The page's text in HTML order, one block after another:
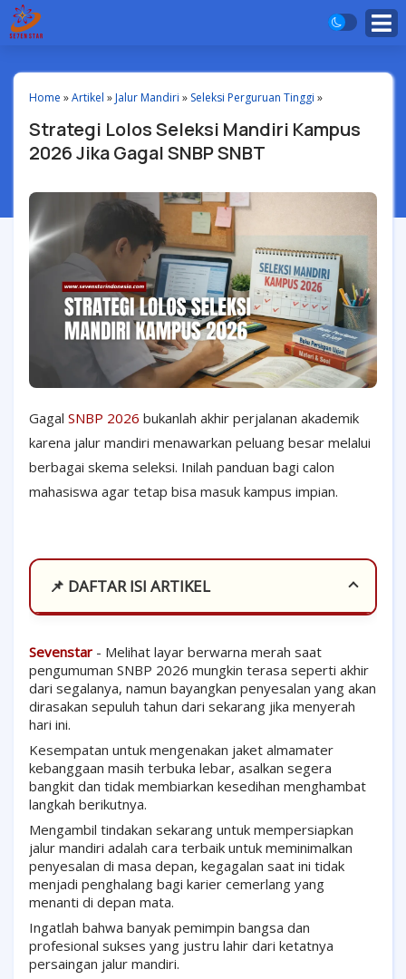
Home »Artikel »Jalur Mandiri » Seleksi Perguruan Tinggi »
Strategi Lolos Seleksi Mandiri Kampus
2026 Jika Gagal SNBP SNBT
Gagal SNBP 2026 bukanlah akhir perjalanan akademik
karena jalur mandiri menawarkan peluang besar melalui
berbagai skema seleksi. Inilah panduan bagi calon
mahasiswa agar tetap bisa masuk kampus impian.
📌 DAFTAR ISI ARTIKEL
Sevenstar - Melihat layar berwarna merah saat
pengumuman SNBP 2026 mungkin terasa seperti akhir
dari segalanya, namun bayangkan penyesalan yang akan
dirasakan sepuluh tahun dari sekarang jika menyerah
hari ini.
Kesempatan untuk mengenakan jaket almamater
kebanggaan masih terbuka lebar, asalkan segera
bangkit dan tidak membiarkan kesedihan menghambat
langkah berikutnya.
Mengambil tindakan sekarang untuk mempersiapkan
jalur mandiri adalah cara terbaik untuk meminimalkan
penyesalan di masa depan, kegagalan saat ini tidak
menjadi penghalang bagi karier cemerlang yang
menanti di depan mata.
Ingatlah bahwa banyak pemimpin bangsa dan
profesional sukses yang justru lahir dari ketatnya
persaingan jalur mandiri.